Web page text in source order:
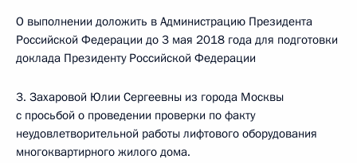
О выполнении доложить в Администрацию Президента
Российской Федерации до 3 мая 2018 года для подготовки
доклада Президенту Российской Федерации
3. Захаровой Юлии Сергеевны из города Москвы
с просьбой о проведении проверки по факту
неудовлетворительной работы лифтового оборудования
многоквартирного жилого дома.